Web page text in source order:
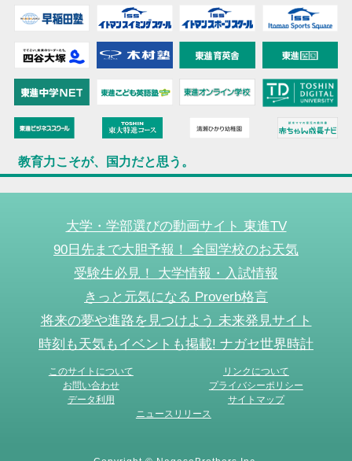
教育力こそが、国力だと思う。
大学・学部選びの動画サイト 東進TV
90日先まで大胆予報！ 全国学校のお天気
受験生必見！ 大学情報・入試情報
きっと元気になる Proverb格言
将来の夢や進路を見つけよう 未来発見サイト
時刻も天気もイベントも掲載! ナガセ世界時計
このサイトについて
リンクについて
お問い合わせ
プライバシーポリシー
データ利用
サイトマップ
ニュースリリース